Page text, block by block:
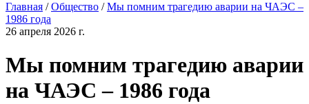
Главная /Общество /Мы помним трагедию аварии на ЧАЭС –
1986 года
26 апреля 2026 г.
Мы помним трагедию аварии
на ЧАЭС – 1986 года